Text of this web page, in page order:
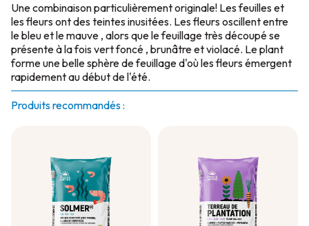
Une combinaison particulièrement originale! Les feuilles et
les fleurs ont des teintes inusitées. Les fleurs oscillent entre
le bleu et le mauve , alors que le feuillage très découpé se
présente à la fois vert foncé , brunâtre et violacé. Le plant
forme une belle sphère de feuillage d'où les fleurs émergent
rapidement au début de l'été.
Produits recommandés :